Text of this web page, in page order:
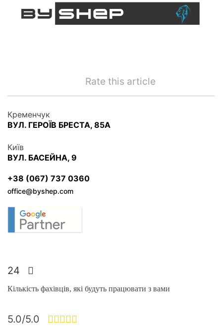
Rate this article
Кременчук
ВУЛ. ГЕРОЇВ БРЕСТА, 85А
Київ
ВУЛ. БАСЕЙНА, 9
+38 (067) 737 0360
office@byshep.com
24
Кількість фахівців, які будуть працювати з вами
5.0/5.0